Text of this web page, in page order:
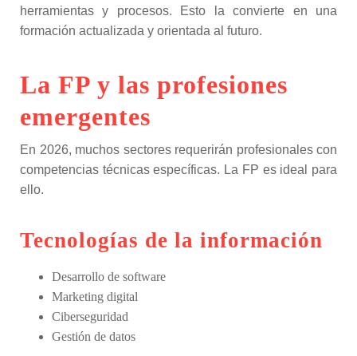
herramientas y procesos. Esto la convierte en una
formación actualizada y orientada al futuro.
La FP y las profesiones
emergentes
En 2026, muchos sectores requerirán profesionales con
competencias técnicas específicas. La FP es ideal para
ello.
Tecnologías de la información
Desarrollo de software
Marketing digital
Ciberseguridad
Gestión de datos